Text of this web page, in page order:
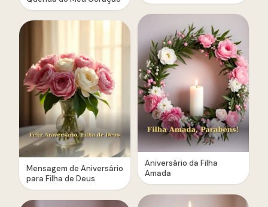
Mensagem de Aniversário
para Filha de Deus
Aniversário da Filha
Amada